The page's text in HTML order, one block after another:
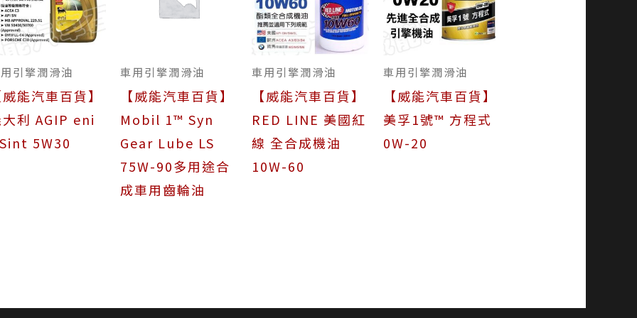
引擎潤滑油
能汽車百貨】
利 AGIP eni
5W30
車用引擎潤滑油
【威能汽車百貨】
Mobil 1™ Syn
Gear Lube LS
75W-90多用途合
成車用齒輪油
車用引擎潤滑油
【威能汽車百貨】
RED LINE 美國紅
線 全合成機油
10W-60
車用引擎潤滑油
【威能汽車百貨】
美孚1號™ 方程式
0W-20